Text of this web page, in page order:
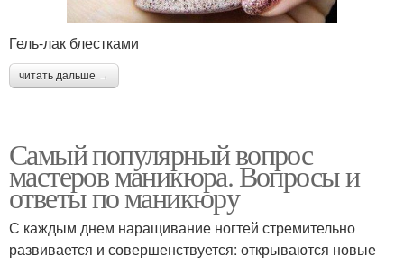
Гель-лак блестками
читать дальше →
Самый популярный вопрос
мастеров маникюра. Вопросы и
ответы по маникюру
С каждым днем наращивание ногтей стремительно
развивается и совершенствуется: открываются новые